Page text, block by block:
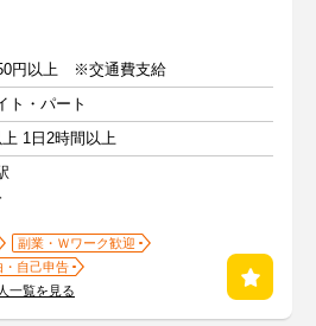
円以上 ※交通費支給
ト・パート
1日2時間以上
副業・Ｗワーク歓迎
・自己申告
一覧を見る